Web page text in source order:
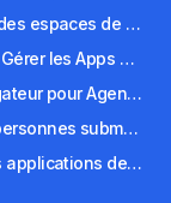
Meilleures alternatives à Arc Browser pour des espaces de travail organisés
Meilleures Alternatives au Navigateur pour Gérer les Apps SaaS
Meilleures Alternatives aux Profils de Navigateur pour Agences et Freelances
Meilleures alternatives à Chrome pour les personnes submergées par les onglets
Meilleures alternatives à Franz au-delà des applications de messagerie